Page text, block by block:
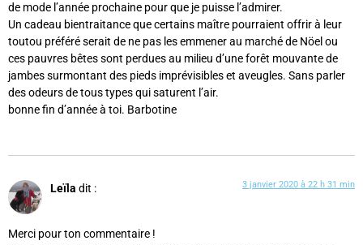
de mode l’année prochaine pour que je puisse l’admirer.
Un cadeau bientraitance que certains maître pourraient offrir à leur
toutou préféré serait de ne pas les emmener au marché de Nöel ou
ces pauvres bêtes sont perdues au milieu d’une forêt mouvante de
jambes surmontant des pieds imprévisibles et aveugles. Sans parler
des odeurs de tous types qui saturent l’air.
bonne fin d’année à toi. Barbotine
Leïla dit : 3 janvier 2020 à 22 h 31 min
Merci pour ton commentaire !